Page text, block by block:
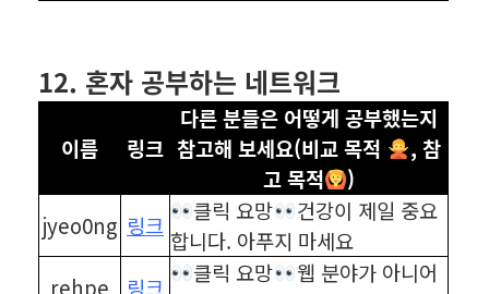
12. 혼자 공부하는 네트워크
이름 링크
다른 분들은 어떻게 공부했는지
참고해 보세요(비교 목적
, 참
고 목적
)
jyeo0ng 링크
클릭 요망
건강이 제일 중요
합니다. 아푸지 마세요
rehpe
링크
클릭 요망
웹 분야가 아니어